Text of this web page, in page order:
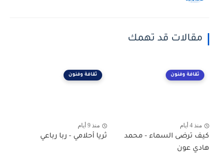
مقالات قد تهمك
ثقافة وفنون
منذ 4 أيام
كيف ترضى السماء - محمد
هادي عون
ثقافة وفنون
منذ 9 أيام
ثريا أحلامي - ربا رباعي